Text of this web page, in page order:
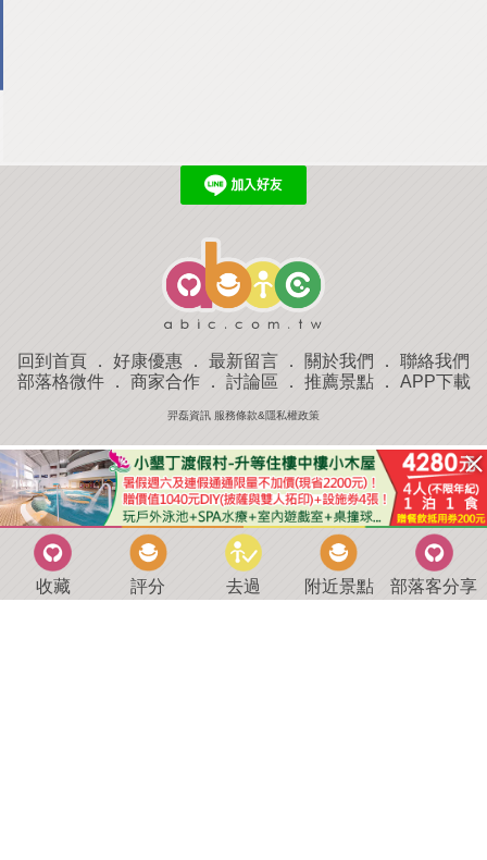
回到首頁 ． 好康優惠 ． 最新留言 ． 關於我們 ． 聯絡我們
部落格微件． 商家合作． 討論區 ． 推薦景點． APP下載
羿磊資訊 服務條款&隱私權政策
收藏 評分 去過 附近景點 部落客分享